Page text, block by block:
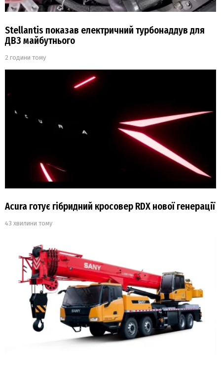
Stellantis показав електричний турбонаддув для
ДВЗ майбутнього
2 години тому
Acura готує гібридний кросовер RDX нової генерації
43 хвилини тому